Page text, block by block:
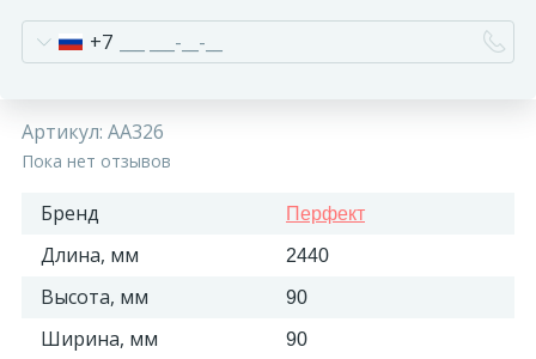
+7
Артикул: AA326
Пока нет отзывов
Бренд Перфект
Длина, мм 2440
Высота, мм 90
Ширина, мм 90